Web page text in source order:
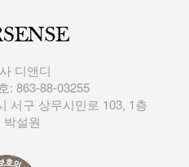
디앤디
: 863-88-03255
서구 상무시민로 103, 1층
박설원